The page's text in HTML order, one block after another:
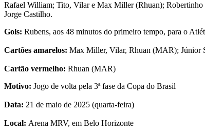
Rafael William; Tito, Vilar e Max Miller (Rhuan); Robertinho
Jorge Castilho.
Gols: Rubens, aos 48 minutos do primeiro tempo, para o
Cartões amarelos: Max Miller, Vilar, Rhuan (MAR); Júnior
Cartão vermelho: Rhuan (MAR)
Motivo: Jogo de volta pela 3ª fase da Copa do Brasil
Data: 21 de maio de 2025 (quarta-feira)
Local: Arena MRV, em Belo Horizonte